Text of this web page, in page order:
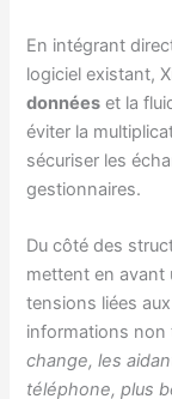
En intégrant
logiciel existant,
données et la
éviter la
sécuriser les
gestionnaires.
Du côté des
mettent en avant
tensions liées
informations non
change, les
téléphone, plus